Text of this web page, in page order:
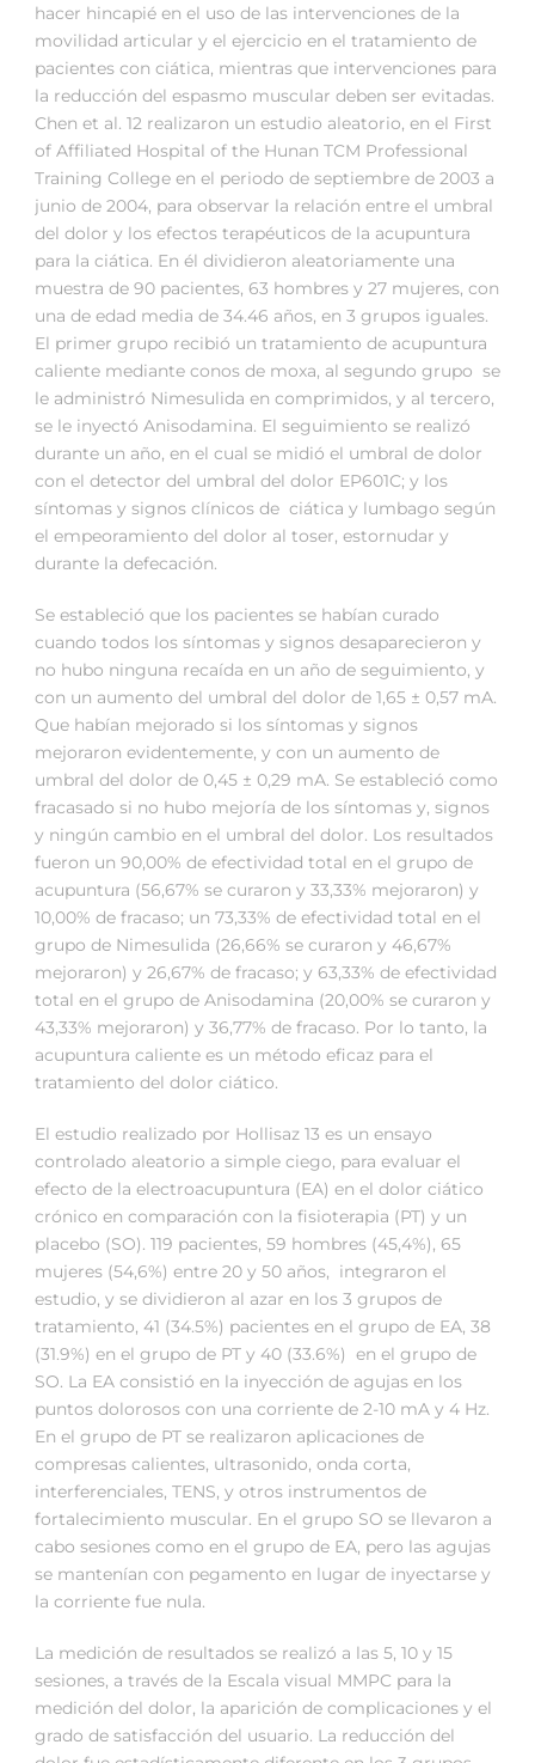
hacer hincapié en el uso de las intervenciones de la
movilidad articular y el ejercicio en el tratamiento de
pacientes con ciática, mientras que intervenciones para
la reducción del espasmo muscular deben ser evitadas.
Chen et al. 12 realizaron un estudio aleatorio, en el First
of Affiliated Hospital of the Hunan TCM Professional
Training College en el periodo de septiembre de 2003 a
junio de 2004, para observar la relación entre el umbral
del dolor y los efectos terapéuticos de la acupuntura
para la ciática. En él dividieron aleatoriamente una
muestra de 90 pacientes, 63 hombres y 27 mujeres, con
una de edad media de 34.46 años, en 3 grupos iguales.
El primer grupo recibió un tratamiento de acupuntura
caliente mediante conos de moxa, al segundo grupo se
le administró Nimesulida en comprimidos, y al tercero,
se le inyectó Anisodamina. El seguimiento se realizó
durante un año, en el cual se midió el umbral de dolor
con el detector del umbral del dolor EP601C; y los
síntomas y signos clínicos de ciática y lumbago según
el empeoramiento del dolor al toser, estornudar y
durante la defecación.
Se estableció que los pacientes se habían curado
cuando todos los síntomas y signos desaparecieron y
no hubo ninguna recaída en un año de seguimiento, y
con un aumento del umbral del dolor de 1,65 ± 0,57 mA.
Que habían mejorado si los síntomas y signos
mejoraron evidentemente, y con un aumento de
umbral del dolor de 0,45 ± 0,29 mA. Se estableció como
fracasado si no hubo mejoría de los síntomas y, signos
y ningún cambio en el umbral del dolor. Los resultados
fueron un 90,00% de efectividad total en el grupo de
acupuntura (56,67% se curaron y 33,33% mejoraron) y
10,00% de fracaso; un 73,33% de efectividad total en el
grupo de Nimesulida (26,66% se curaron y 46,67%
mejoraron) y 26,67% de fracaso; y 63,33% de efectividad
total en el grupo de Anisodamina (20,00% se curaron y
43,33% mejoraron) y 36,77% de fracaso. Por lo tanto, la
acupuntura caliente es un método eficaz para el
tratamiento del dolor ciático.
El estudio realizado por Hollisaz 13 es un ensayo
controlado aleatorio a simple ciego, para evaluar el
efecto de la electroacupuntura (EA) en el dolor ciático
crónico en comparación con la fisioterapia (PT) y un
placebo (SO). 119 pacientes, 59 hombres (45,4%), 65
mujeres (54,6%) entre 20 y 50 años, integraron el
estudio, y se dividieron al azar en los 3 grupos de
tratamiento, 41 (34.5%) pacientes en el grupo de EA, 38
(31.9%) en el grupo de PT y 40 (33.6%) en el grupo de
SO. La EA consistió en la inyección de agujas en los
puntos dolorosos con una corriente de 2-10 mA y 4 Hz.
En el grupo de PT se realizaron aplicaciones de
compresas calientes, ultrasonido, onda corta,
interferenciales, TENS, y otros instrumentos de
fortalecimiento muscular. En el grupo SO se llevaron a
cabo sesiones como en el grupo de EA, pero las agujas
se mantenían con pegamento en lugar de inyectarse y
la corriente fue nula.
La medición de resultados se realizó a las 5, 10 y 15
sesiones, a través de la Escala visual MMPC para la
medición del dolor, la aparición de complicaciones y el
grado de satisfacción del usuario. La reducción del